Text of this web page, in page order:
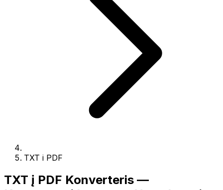
TXT i PDF
TXT į PDF Konverteris —